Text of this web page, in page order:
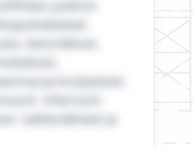
poistot.
betonikivet,
ja korjaukset,
Vihertyöt:
Leikkivälineet ja